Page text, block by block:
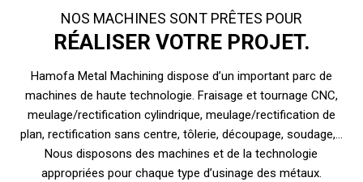
NOS MACHINES SONT PRÊTES POUR
RÉALISER VOTRE PROJET.
Hamofa Metal Machining dispose d’un important parc de
machines de haute technologie. Fraisage et tournage CNC,
meulage/rectification cylindrique, meulage/rectification de
plan, rectification sans centre, tôlerie, découpage, soudage,…
Nous disposons des machines et de la technologie
appropriées pour chaque type d’usinage des métaux.